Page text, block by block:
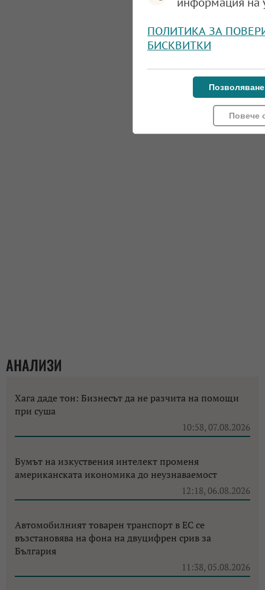
АНАЛИЗИ
Хага даде тон: Бизнесът да не разчита на помощи
при суша
10:58, 07.08.2026
Бумът на изкуствения интелект променя
американската икономика до неузнаваемост
12:18, 06.08.2026
Автомобилният товарен транспорт в ЕС се
възстановява на фона на двуцифрен срив за
България
11:38, 05.08.2026
ПОЛИТИКА ЗА
БИСКВИТКИ
Повече